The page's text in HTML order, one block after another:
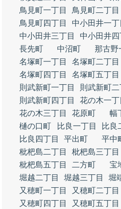
鳥見町一丁目
鳥見町二丁目
鳥見町四丁目
中小田井一丁
中小田井三丁目
中小田井四
長先町
中沼町 那古野
名塚町一丁目
名塚町二丁目
名塚町四丁目
名塚町五丁目
則武新町一丁目
則武新町二
則武新町四丁目
花の木一丁
花の木三丁目
花原町 幅
樋の口町
比良一丁目 比良
比良四丁目
平出町 平中
枇杷島二丁目
枇杷島三丁目
枇杷島五丁目
二方町 宝
堀越二丁目
堀越三丁目 堀
又穂町一丁目
又穂町二丁目
又穂町四丁目
又穂町五丁目